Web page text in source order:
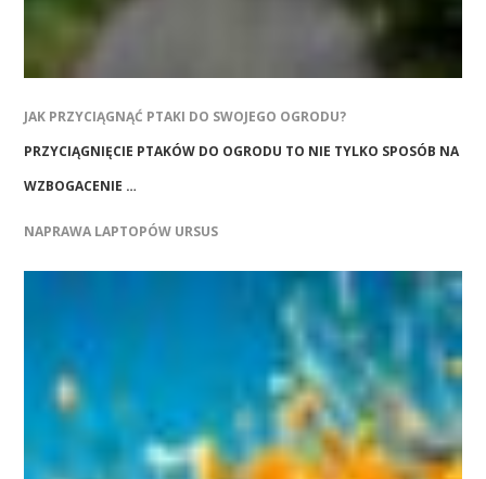
JAK PRZYCIĄGNĄĆ PTAKI DO SWOJEGO OGRODU?
PRZYCIĄGNIĘCIE PTAKÓW DO OGRODU TO NIE TYLKO SPOSÓB NA
WZBOGACENIE …
NAPRAWA LAPTOPÓW URSUS